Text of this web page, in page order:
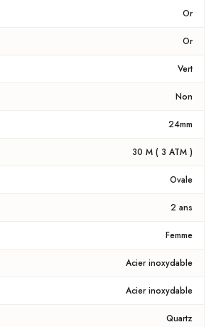
Or
Or
Vert
Non
24mm
30 M ( 3 ATM )
Ovale
2 ans
Femme
Acier inoxydable
Acier inoxydable
Quartz